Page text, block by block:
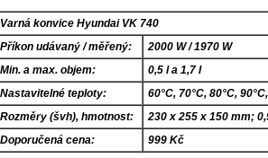
Varná konvice Hyundai VK 740
Příkon udávaný / měřený:
2000 W / 1970 W
Min. a max. objem:
0,5 l a 1,7 l
Nastavitelné teploty:
60°C, 70°C, 80°C,
Rozměry (švh), hmotnost:
230 x 255 x 150 mm;
Doporučená cena:
999 Kč